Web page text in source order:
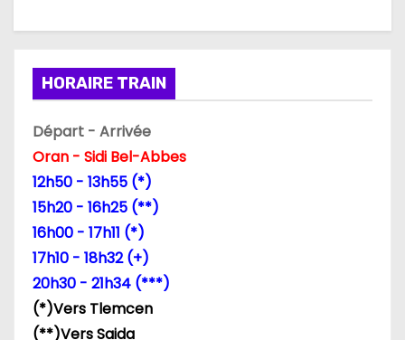
HORAIRE TRAIN
Départ - Arrivée
Oran - Sidi Bel-Abbes
12h50 - 13h55 (*)
15h20 - 16h25 (**)
16h00 - 17h11 (*)
17h10 - 18h32 (+)
20h30 - 21h34 (***)
(*)Vers Tlemcen
(**)Vers Saida